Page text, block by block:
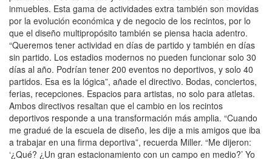
inmuebles. Esta gama de actividades extra también son movidas
por la evolución económica y de negocio de los recintos, por lo
que el diseño multipropósito también se piensa hacia adentro.
“Queremos tener actividad en días de partido y también en días
sin partido. Los estadios modernos no pueden funcionar solo 30
días al año. Podrían tener 200 eventos no deportivos, y solo 40
partidos. Esa es la lógica”, añade el directivo. Bodas, conciertos,
ferias, recepciones. Espacios para artistas, no solo para atletas.
Ambos directivos resaltan que el cambio en los recintos
deportivos responde a una transformación más amplia. “Cuando
me gradué de la escuela de diseño, les dije a mis amigos que iba
a trabajar en una firma deportiva”, recuerda Miller. “Me dijeron:
‘¿Qué? ¿Un gran estacionamiento con un campo en medio?’ Yo